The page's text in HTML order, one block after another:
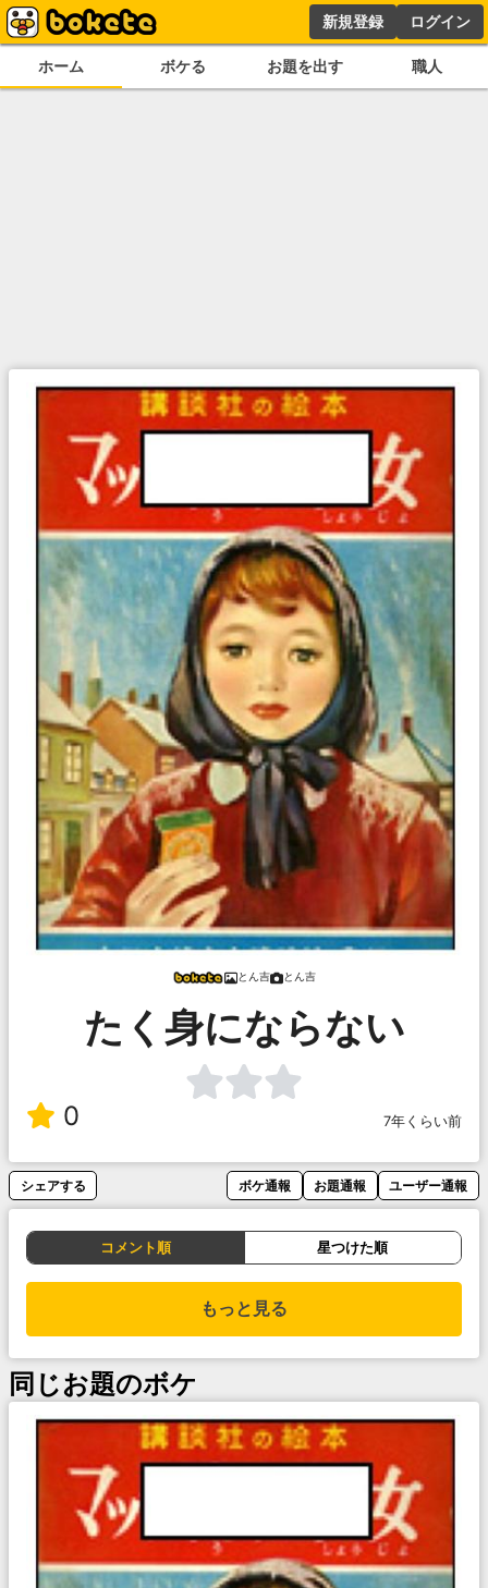
新規登録 ログイン
ホーム ボケる お題を出す 職人
とん吉 とん吉
たく身にならない
0 7年くらい前
シェアする ボケ通報 お題通報 ユーザー通報
コメント順 星つけた順
もっと見る
同じお題のボケ